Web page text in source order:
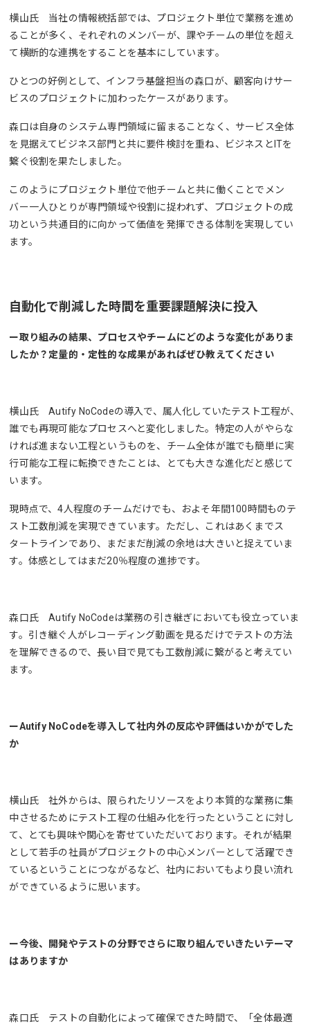
横山氏 当社の情報統括部では、プロジェクト単位で業務を進め
ることが多く、それぞれのメンバーが、課やチームの単位を超え
て横断的な連携をすることを基本にしています。
ひとつの好例として、インフラ基盤担当の森口が、顧客向けサー
ビスのプロジェクトに加わったケースがあります。
森口は自身のシステム専門領域に留まることなく、サービス全体
を見据えてビジネス部門と共に要件検討を重ね、ビジネスとITを
繋ぐ役割を果たしました。
このようにプロジェクト単位で他チームと共に働くことでメン
バー一人ひとりが専門領域や役割に捉われず、プロジェクトの成
功という共通目的に向かって価値を発揮できる体制を実現してい
ます。
自動化で削減した時間を重要課題解決に投入
ー取り組みの結果、プロセスやチームにどのような変化がありま
したか？定量的・定性的な成果があればぜひ教えてください
横山氏 Autify NoCodeの導入で、属人化していたテスト工程が、
誰でも再現可能なプロセスへと変化しました。特定の人がやらな
ければ進まない工程というものを、チーム全体が誰でも簡単に実
行可能な工程に転換できたことは、とても大きな進化だと感じて
います。
現時点で、4人程度のチームだけでも、およそ年間100時間ものテ
スト工数削減を実現できています。ただし、これはあくまでス
タートラインであり、まだまだ削減の余地は大きいと捉えていま
す。体感としてはまだ20％程度の進捗です。
森口氏 Autify NoCodeは業務の引き継ぎにおいても役立っていま
す。引き継ぐ人がレコーディング動画を見るだけでテストの方法
を理解できるので、長い目で見ても工数削減に繋がると考えてい
ます。
ーAutify NoCodeを導入して社内外の反応や評価はいかがでした
か
横山氏 社外からは、限られたリソースをより本質的な業務に集
中させるためにテスト工程の仕組み化を行ったということに対し
て、とても興味や関心を寄せていただいております。それが結果
として若手の社員がプロジェクトの中心メンバーとして活躍でき
ているということにつながるなど、社内においてもより良い流れ
ができているように思います。
ー今後、開発やテストの分野でさらに取り組んでいきたいテーマ
はありますか
森口氏 テストの自動化によって確保できた時間で、「全体最適